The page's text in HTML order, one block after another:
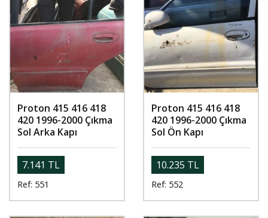
Proton 415 416 418
420 1996-2000 Çıkma
Sol Arka Kapı
7.141 TL
Ref: 551
Proton 415 416 418
420 1996-2000 Çıkma
Sol Ön Kapı
10.235 TL
Ref: 552